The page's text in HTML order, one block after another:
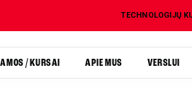
TECHNOLOGIJŲ
/ KURSAI APIE MUS VERSLUI